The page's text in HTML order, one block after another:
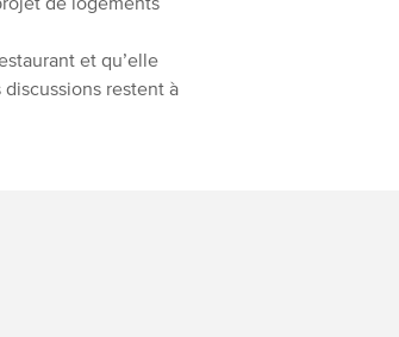
et qu’elle
restent à